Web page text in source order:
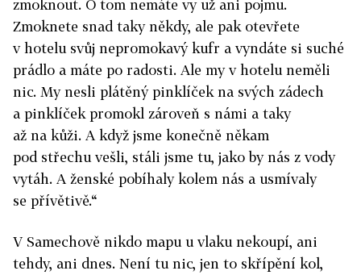
zmoknout. O tom nemáte vy už ani pojmu.
Zmoknete snad taky někdy, ale pak otevřete
v hotelu svůj nepromokavý kufr a vyndáte si suché
prádlo a máte po radosti. Ale my v hotelu neměli
nic. My nesli plátěný pinklíček na svých zádech
a pinklíček promokl zároveň s námi a taky
až na kůži. A když jsme konečně někam
pod střechu vešli, stáli jsme tu, jako by nás z vody
vytáh. A ženské pobíhaly kolem nás a usmívaly
se přívětivě.“
V Samechově nikdo mapu u vlaku nekoupí, ani
tehdy, ani dnes. Není tu nic, jen to skřípění kol,